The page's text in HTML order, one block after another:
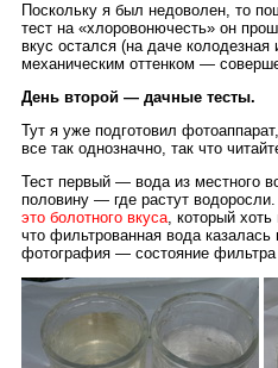
Поскольку я был недоволен, то
тест на «хлоровонючесть» он
вкус остался (на даче
механическим оттенком —
День второй — дачные тесты.
Тут я уже подготовил
все так однозначно, так что
Тест первый — вода из местного
половину — где растут
это болотного вкуса , который
что фильтрованная вода
фотография — состояние